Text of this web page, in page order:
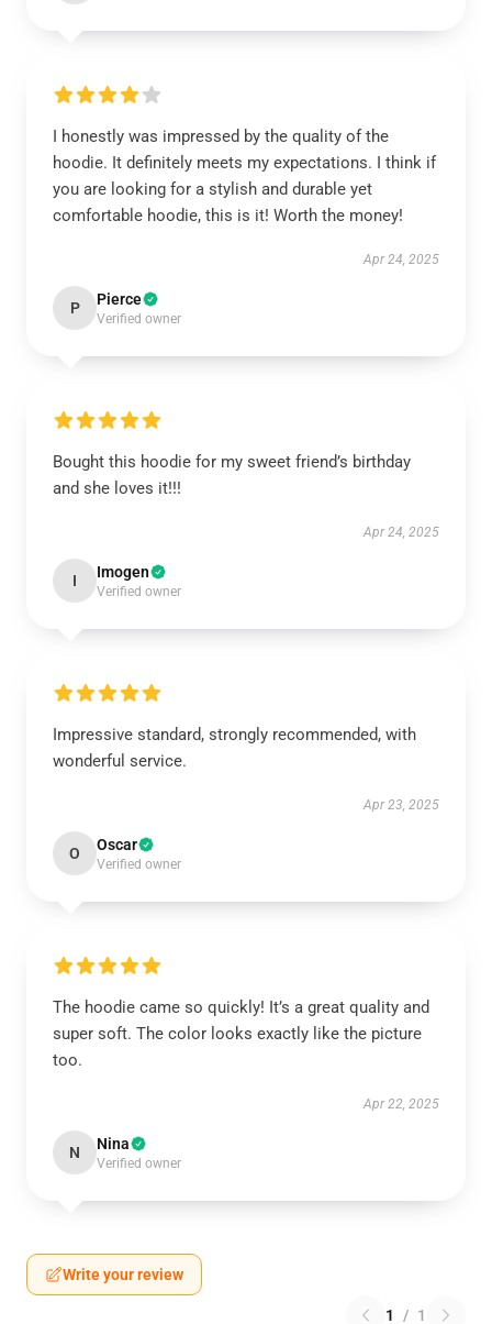
I honestly was impressed by the quality of the
hoodie. It definitely meets my expectations. I think if
you are looking for a stylish and durable yet
comfortable hoodie, this is it! Worth the money!
Apr 24, 2025
P Pierce
Verified owner
Bought this hoodie for my sweet friend’s birthday
and she loves it!!!
Apr 24, 2025
I Imogen
Verified owner
Impressive standard, strongly recommended, with
wonderful service.
Apr 23, 2025
O Oscar
Verified owner
The hoodie came so quickly! It’s a great quality and
super soft. The color looks exactly like the picture
too.
Apr 22, 2025
N Nina
Verified owner
Write your review
1 / 1